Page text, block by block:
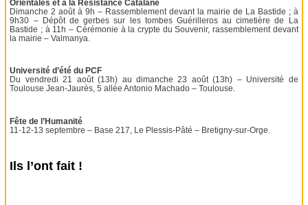
Orientales et à la Résistance Catalane
Dimanche 2 août à 9h – Rassemblement devant la mairie de La Bastide ; à
9h30 – Dépôt de gerbes sur les tombes Guérilleros au cimetière de La
Bastide ; à 11h – Cérémonie à la crypte du Souvenir, rassemblement devant
la mairie – Valmanya.
Université d’été du PCF
Du vendredi 21 août (13h) au dimanche 23 août (13h) – Université de
Toulouse Jean-Jaurès, 5 allée Antonio Machado – Toulouse.
Fête de l’Humanité
11-12-13 septembre – Base 217, Le Plessis-Pâté – Bretigny-sur-Orge.
Ils l’ont fait !